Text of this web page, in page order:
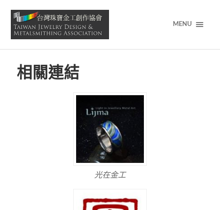
MENU
相關連結
光在金工